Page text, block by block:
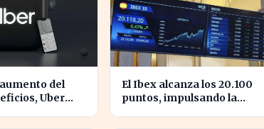
del
Uber
El Ibex alcanza los 20.100
puntos, impulsando la